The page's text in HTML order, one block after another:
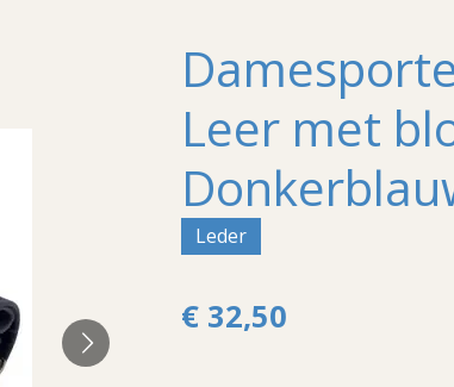
Leer met
Leder
€ 32,50